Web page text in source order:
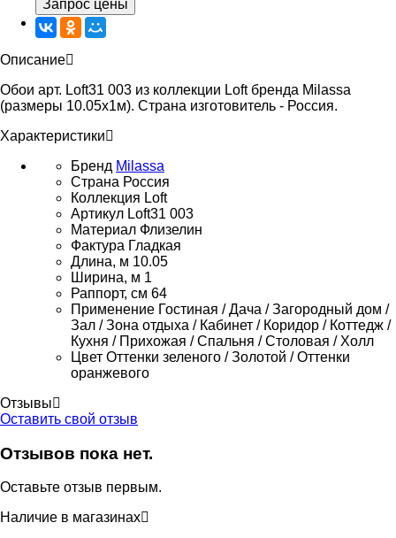
Запрос цены
Описание
Обои арт. Loft31 003 из коллекции Loft бренда Milassa
(размеры 10.05х1м). Страна изготовитель - Россия.
Характеристики
Бренд Milassa
Страна Россия
Коллекция Loft
Артикул Loft31 003
Материал Флизелин
Фактура Гладкая
Длина, м 10.05
Ширина, м 1
Раппорт, см 64
Применение Гостиная / Дача / Загородный дом /
Зал / Зона отдыха / Кабинет / Коридор / Коттедж /
Кухня / Прихожая / Спальня / Столовая / Холл
Цвет Оттенки зеленого / Золотой / Оттенки
оранжевого
Отзывы
Оставить свой отзыв
Отзывов пока нет.
Оставьте отзыв первым.
Наличие в магазинах